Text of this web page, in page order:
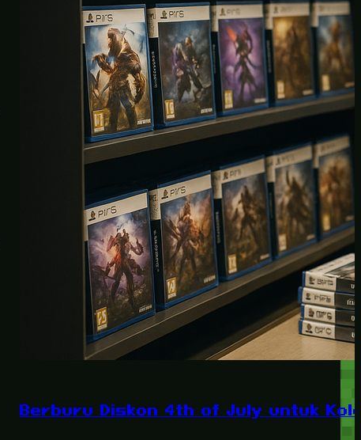
Berburu Diskon 4th of July untuk